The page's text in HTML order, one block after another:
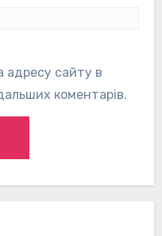
адресу сайту в
коментарів.